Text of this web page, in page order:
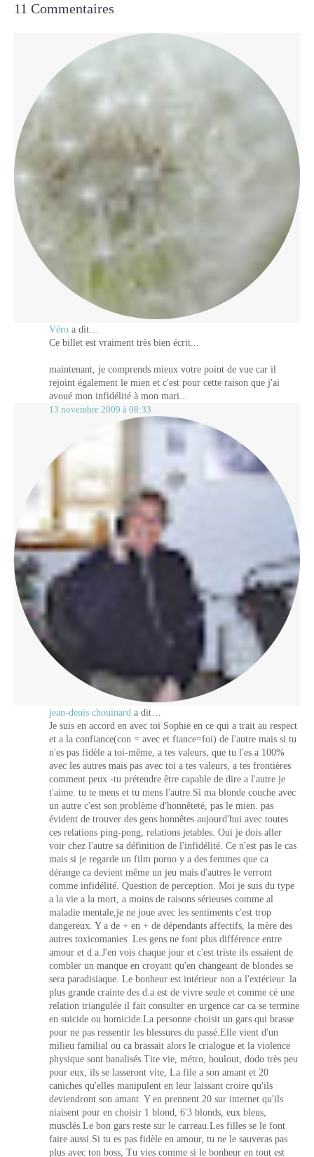
11 Commentaires
Véro a dit…
Ce billet est vraiment très bien écrit...
maintenant, je comprends mieux votre point de vue car il
rejoint également le mien et c'est pour cette raison que j'ai
avoué mon infidélité à mon mari...
13 novembre 2009 à 08:33
jean-denis chouinard a dit…
Je suis en accord en avec toi Sophie en ce qui a trait au respect
et a la confiance(con = avec et fiance=foi) de l'autre mais si tu
n'es pas fidèle a toi-même, a tes valeurs, que tu l'es a 100%
avec les autres mais pas avec toi a tes valeurs, a tes frontières
comment peux -tu prétendre être capable de dire a l'autre je
t'aime. tu te mens et tu mens l'autre.Si ma blonde couche avec
un autre c'est son problème d'honnêteté, pas le mien. pas
évident de trouver des gens honnêtes aujourd'hui avec toutes
ces relations ping-pong, relations jetables. Oui je dois aller
voir chez l'autre sa définition de l'infidélité. Ce n'est pas le cas
mais si je regarde un film porno y a des femmes que ca
dérange ca devient même un jeu mais d'autres le verront
comme infidélité. Question de perception. Moi je suis du type
a la vie a la mort, a moins de raisons sérieuses comme al
maladie mentale,je ne joue avec les sentiments c'est trop
dangereux. Y a de + en + de dépendants affectifs, la mère des
autres toxicomanies. Les gens ne font plus différence entre
amour et d.a.J'en vois chaque jour et c'est triste ils essaient de
combler un manque en croyant qu'en changeant de blondes se
sera paradisiaque. Le bonheur est intérieur non a l'extérieur. la
plus grande crainte des d.a est de vivre seule et comme cé une
relation triangulée il fait consulter en urgence car ca se termine
en suicide ou homicide.La personne choisit un gars qui brasse
pour ne pas ressentir les blessures du passé.Elle vient d'un
milieu familial ou ca brassait alors le crialogue et la violence
physique sont banalisés.Tite vie, métro, boulout, dodo très peu
pour eux, ils se lasseront vite, La file a son amant et 20
caniches qu'elles manipulent en leur laissant croire qu'ils
deviendront son amant. Y en prennent 20 sur internet qu'ils
niaisent pour en choisir 1 blond, 6'3 blonds, eux bleus,
musclés.Le bon gars reste sur le carreau.Les filles se le font
faire aussi.Si tu es pas fidèle en amour, tu ne le sauveras pas
plus avec ton boss, Tu vies comme si le bonheur en tout est